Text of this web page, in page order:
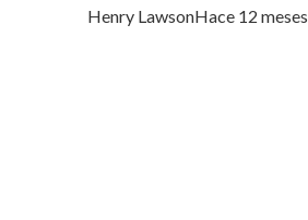
Henry LawsonHace 12 meses